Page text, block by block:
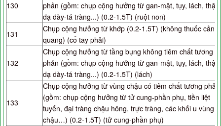
130
phản (gồm: chụp cộng hưởng từ gan-mật, tụy, lách, thận,
dạ dày-tá tràng...) (0.2-1.5T) (ruột non)
131
Chụp cộng hưởng từ khớp (0.2-1.5T) (không thuốc cản
quang) (cổ tay phải)
132
Chụp cộng hưởng từ tầng bụng không tiêm chất tương
phản (gồm: chụp cộng hưởng từ gan-mật, tụy, lách, thận,
dạ dày-tá tràng...) (0.2-1.5T) (lách)
133
Chụp cộng hưởng từ vùng chậu có tiêm chất tương phản
(gồm: chụp cộng hưởng từ tử cung-phần phụ, tiền liệt
tuyến, đại tràng chậu hông, trực tràng, các khối u vùng
chậu…) (0.2-1.5T) (tử cung-phần phụ)